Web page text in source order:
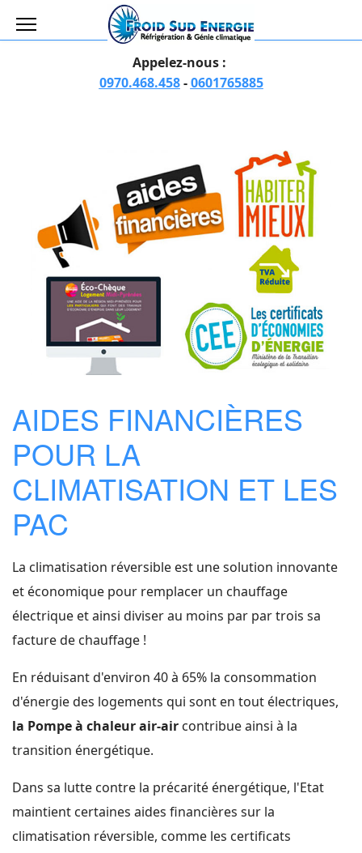
Appelez-nous :
0970.468.458-0601765885
AIDES FINANCIÈRES
POUR LA
CLIMATISATION ET LES
PAC
La climatisation réversible est une solution innovante
et économique pour remplacer un chauffage
électrique et ainsi diviser au moins par par trois sa
facture de chauffage !
En réduisant d'environ 40 à 65% la consommation
d'énergie des logements qui sont en tout électriques,
la Pompe à chaleur air-air contribue ainsi à la
transition énergétique.
Dans sa lutte contre la précarité énergétique, l'Etat
maintient certaines aides financières sur la
climatisation réversible, comme les certificats